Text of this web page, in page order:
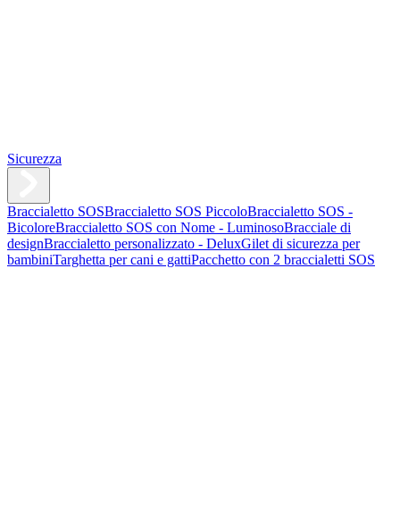
Sicurezza
Braccialetto SOSBraccialetto SOS PiccoloBraccialetto SOS -
BicoloreBraccialetto SOS con Nome - LuminosoBracciale di
designBraccialetto personalizzato - DeluxGilet di sicurezza per
bambiniTarghetta per cani e gattiPacchetto con 2 braccialetti SOS